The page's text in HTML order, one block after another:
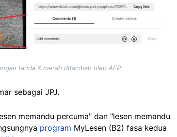
tanda X merah ditambah oleh AFP
sebagai JPJ.
memandu percuma" dan "lesen memandu
program MyLesen (B2) fasa kedua